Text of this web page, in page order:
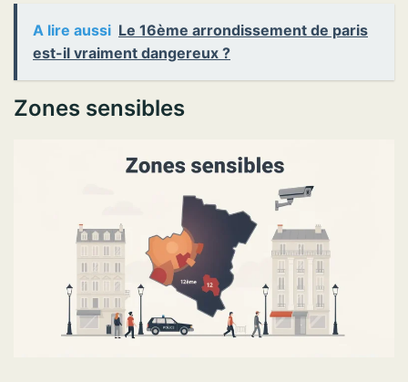
A lire aussi Le 16ème arrondissement de paris
est-il vraiment dangereux ?
Zones sensibles